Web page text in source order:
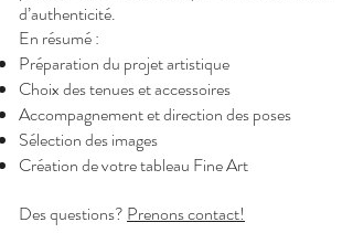
d’authenticité.
En résumé :
Préparation du projet artistique
Choix des tenues et accessoires
Accompagnement et direction des poses
Sélection des images
Création de votre tableau Fine Art
Des questions? Prenons contact!